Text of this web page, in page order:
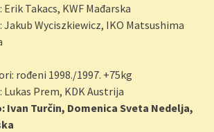
Erik Takacs, KWF Mađarska
Jakub Wyciszkiewicz, IKO Matsushima
rođeni 1998./1997. +75kg
Lukas Prem, KDK Austrija
Ivan Turčin, Domenica Sveta Nedelja,